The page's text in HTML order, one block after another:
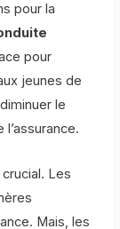
pour la
pour
jeunes de
le
Les
Mais, les